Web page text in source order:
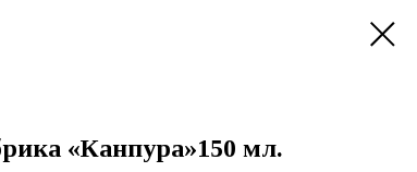
«Канпура»150 мл.